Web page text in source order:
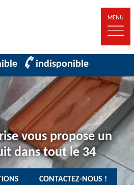
MENU
indisponible
vous propose un
dans tout le 34
CONTACTEZ-NOUS !